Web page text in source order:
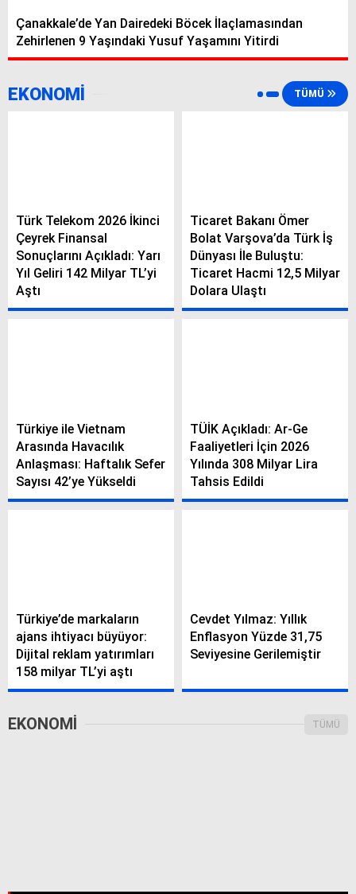
Çanakkale’de Yan Dairedeki Böcek İlaçlamasından
Zehirlenen 9 Yaşındaki Yusuf Yaşamını Yitirdi
EKONOMİ TÜMÜ
Türk Telekom 2026 İkinci
Çeyrek Finansal
Sonuçlarını Açıkladı: Yarı
Yıl Geliri 142 Milyar TL’yi
Aştı
Ticaret Bakanı Ömer
Bolat Varşova’da Türk İş
Dünyası İle Buluştu:
Ticaret Hacmi 12,5 Milyar
Dolara Ulaştı
Türkiye ile Vietnam
Arasında Havacılık
Anlaşması: Haftalık Sefer
Sayısı 42’ye Yükseldi
TÜİK Açıkladı: Ar-Ge
Faaliyetleri İçin 2026
Yılında 308 Milyar Lira
Tahsis Edildi
Türkiye’de markaların
ajans ihtiyacı büyüyor:
Dijital reklam yatırımları
158 milyar TL’yi aştı
Cevdet Yılmaz: Yıllık
Enflasyon Yüzde 31,75
Seviyesine Gerilemiştir
EKONOMI TÜMÜ